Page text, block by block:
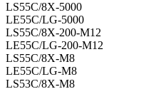
LS55C/8X-5000
LE55C/LG-5000
LS55C/8X-200-M12
LE55C/LG-200-M12
LS55C/8X-M8
LE55C/LG-M8
LS53C/8X-M8